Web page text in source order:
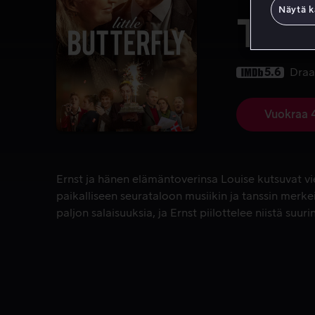
5.6
Vuokraa
Ernst ja hänen elämäntoverinsa Louise kutsuvat
Ernst ja hänen elämäntoverinsa Louise kutsuvat
paikalliseen seurataloon musiikin ja tanssin
paljon salaisuuksia, ja Ernst piilottelee niistä
Näytä